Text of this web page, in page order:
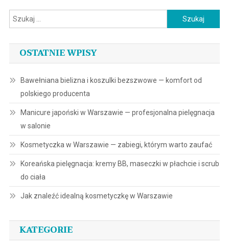
Szukaj:
OSTATNIE WPISY
Bawełniana bielizna i koszulki bezszwowe — komfort od
polskiego producenta
Manicure japoński w Warszawie — profesjonalna pielęgnacja
w salonie
Kosmetyczka w Warszawie — zabiegi, którym warto zaufać
Koreańska pielęgnacja: kremy BB, maseczki w płachcie i scrub
do ciała
Jak znaleźć idealną kosmetyczkę w Warszawie
KATEGORIE